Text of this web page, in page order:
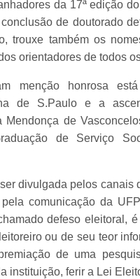
da 17ª edição
de doutorado
trouxe também os
orientadores de todos
menção honrosa
de S.Paulo e a
Mendonça de
de Serviço
divulgada pelos canais
comunicação da
defeso eleitoral,
ou de seu teor
de uma
instituição, ferir a Lei